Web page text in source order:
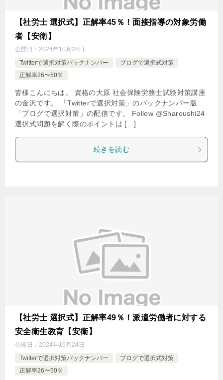
【社労士 選択式】正解率45％！面接指導の対象労働
者【安衛】
公開日： 2024年10月28日
Twitterで選択対策バックナンバー
ブログで選択式対策
正解率26〜50％
皆様こんにちは。 資格の大原 社会保険労務士試験対策講座
の金沢です。 「Twitterで選択対策」のバックナンバー版
「ブログで選択対策」の配信です。 Follow @Sharoushi24
選択式問題を解く際のポイントは […]
続きを読む
【社労士 選択式】正解率49％！派遣労働者に対する
安全衛生教育【安衛】
公開日： 2024年10月24日
Twitterで選択対策バックナンバー
ブログで選択式対策
正解率26〜50％